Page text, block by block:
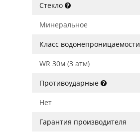
Стекло
Минеральное
Класс водонепроницаемости
WR 30м (3 атм)
Противоударные
Нет
Гарантия производителя